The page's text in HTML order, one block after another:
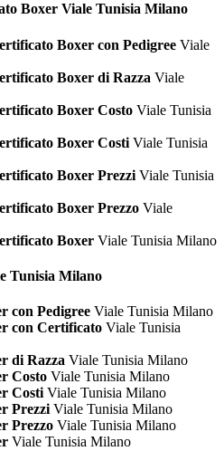
Boxer Viale Tunisia Milano
Boxer con Pedigree Viale
Boxer di Razza Viale
Boxer Costo Viale Tunisia
Boxer Costi Viale Tunisia
Boxer Prezzi Viale Tunisia
Boxer Prezzo Viale
Boxer Viale Tunisia Milano
Tunisia Milano
con Pedigree Viale Tunisia Milano
con Certificato Viale Tunisia
di Razza Viale Tunisia Milano
Costo Viale Tunisia Milano
Costi Viale Tunisia Milano
Prezzi Viale Tunisia Milano
Prezzo Viale Tunisia Milano
Viale Tunisia Milano